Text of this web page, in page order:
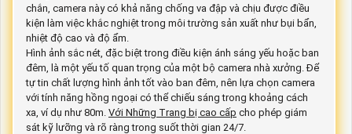
chắn, camera này có khả năng chống va đập và chịu được điều
kiện làm việc khắc nghiệt trong môi trường sản xuất như bụi bẩn,
nhiệt độ cao và độ ẩm.
Hình ảnh sắc nét, đặc biệt trong điều kiện ánh sáng yếu hoặc ban
đêm, là một yếu tố quan trọng của một bộ camera nhà xưởng. Để
tự tin chất lượng hình ảnh tốt vào ban đêm, nên lựa chọn camera
với tính năng hồng ngoại có thể chiếu sáng trong khoảng cách
xa, ví dụ như 80m. Với Những Trang bị cao cấp cho phép giám
sát kỹ lưỡng và rõ ràng trong suốt thời gian 24/7.